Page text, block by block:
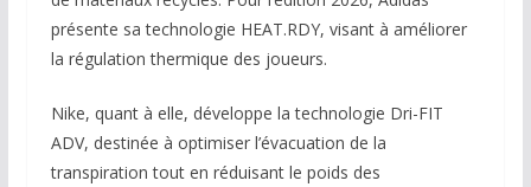
présente sa technologie HEAT.RDY, visant à améliorer
la régulation thermique des joueurs.
Nike, quant à elle, développe la technologie Dri-FIT
ADV, destinée à optimiser l’évacuation de la
transpiration tout en réduisant le poids des